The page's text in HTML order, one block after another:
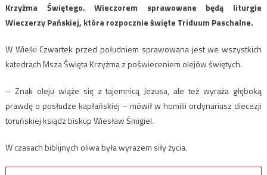
Krzyżma Świętego. Wieczorem sprawowane będą liturgie
Wieczerzy Pańskiej, która rozpocznie święte Triduum Paschalne.
W Wielki Czwartek przed południem sprawowana jest we wszystkich
katedrach Msza Święta Krzyżma z poświeceniem olejów świętych.
– Znak oleju wiąże się z tajemnicą Jezusa, ale też wyraża głęboką
prawdę o posłudze kapłańskiej – mówił w homilii ordynariusz diecezji
toruńskiej ksiądz biskup Wiesław Śmigiel.
W czasach biblijnych oliwa była wyrazem siły życia.